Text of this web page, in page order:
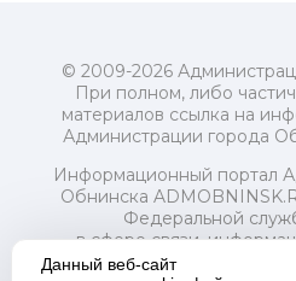
© 2009-2026
При полном, либо
материалов ссылка на
Администрации города
Информационный портал
Обнинска
Федеральной
в сфере связи,
и массовых коммуникаций
Данный веб-сайт